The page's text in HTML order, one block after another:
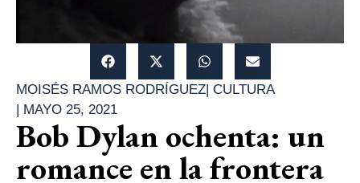
MOISÉS RAMOS RODRÍGUEZ| CULTURA
| MAYO 25, 2021
Bob Dylan ochenta: un
romance en la frontera